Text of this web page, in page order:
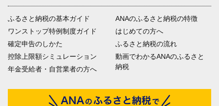
ふるさと納税の基本ガイド
ワンストップ特例制度ガイド
確定申告のしかた
控除上限額シミュレーション
年金受給者・自営業者の方へ
ANAのふるさと納税の特徴
はじめての方へ
ふるさと納税の流れ
動画でわかるANAのふるさと
納税